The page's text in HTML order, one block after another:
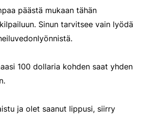
päästä mukaan tähän
Sinun tarvitsee vain lyödä
100 dollaria kohden saat yhden
ja olet saanut lippusi, siirry